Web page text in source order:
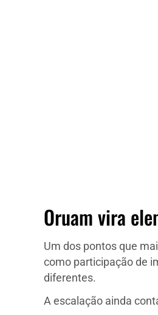
Oruam vira
Um dos pontos que
como participação de
diferentes.
A escalação ainda